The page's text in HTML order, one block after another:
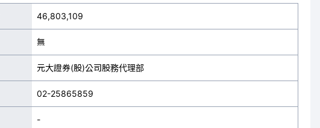
46,803,109
無
元大證券(股)公司股務代理部
02-25865859
-